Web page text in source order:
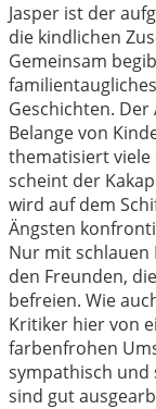
Jasper ist der
die kindlichen
Gemeinsam
Geschichten.
Belange von
thematisiert viele
scheint der
wird auf dem
Ängsten
Nur mit schlauen
den Freunden,
befreien. Wie
Kritiker hier von
farbenfrohen
sympathisch und
sind gut